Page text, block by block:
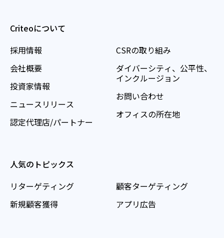
Criteoについて
採用情報
会社概要
投資家情報
ニュースリリース
認定代理店/パートナー
CSRの取り組み
ダイバーシティ、公平性、
インクルージョン
お問い合わせ
オフィスの所在地
人気のトピックス
リターゲティング
新規顧客獲得
顧客ターゲティング
アプリ広告